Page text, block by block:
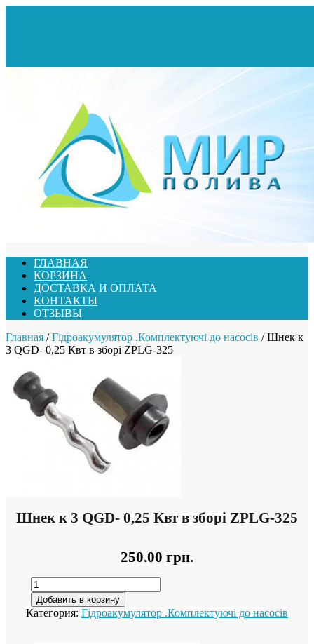
ГЛАВНАЯ
КОРЗИНА
ДОСТАВКА И ОПЛАТА
КОНТАКТЫ
ОТЗЫВЫ
Главная /Гідроакумулятор .Комплектуючі до насосів / Шнек к
3 QGD- 0,25 Квт в зборі ZPLG-325
Шнек к 3 QGD- 0,25 Квт в зборі ZPLG-325
250.00 грн.
Добавить в корзину
Категория: Гідроакумулятор .Комплектуючі до насосів